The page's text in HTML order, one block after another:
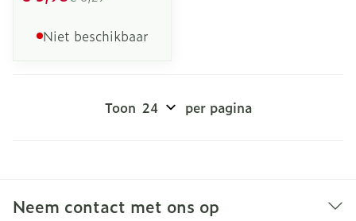
Niet beschikbaar
Toon per pagina
Neem contact met ons op